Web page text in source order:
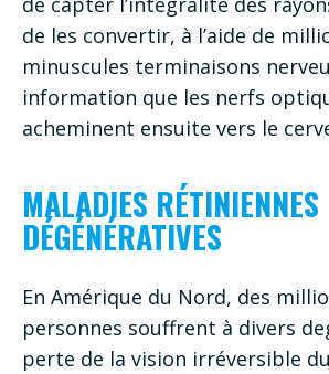
de les convertir, à l’aide de
minuscules terminaisons
information que les nerfs
acheminent ensuite vers le
MALADIES RÉTINIENNES
DÉGÉNÉRATIVES
En Amérique du Nord, des
personnes souffrent à divers
perte de la vision irréversible